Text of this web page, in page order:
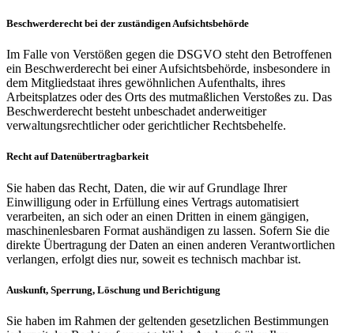
Beschwerderecht bei der zuständigen Aufsichtsbehörde
Im Falle von Verstößen gegen die DSGVO steht den Betroffenen
ein Beschwerderecht bei einer Aufsichtsbehörde, insbesondere in
dem Mitgliedstaat ihres gewöhnlichen Aufenthalts, ihres
Arbeitsplatzes oder des Orts des mutmaßlichen Verstoßes zu. Das
Beschwerderecht besteht unbeschadet anderweitiger
verwaltungsrechtlicher oder gerichtlicher Rechtsbehelfe.
Recht auf Datenübertragbarkeit
Sie haben das Recht, Daten, die wir auf Grundlage Ihrer
Einwilligung oder in Erfüllung eines Vertrags automatisiert
verarbeiten, an sich oder an einen Dritten in einem gängigen,
maschinenlesbaren Format aushändigen zu lassen. Sofern Sie die
direkte Übertragung der Daten an einen anderen Verantwortlichen
verlangen, erfolgt dies nur, soweit es technisch machbar ist.
Auskunft, Sperrung, Löschung und Berichtigung
Sie haben im Rahmen der geltenden gesetzlichen Bestimmungen